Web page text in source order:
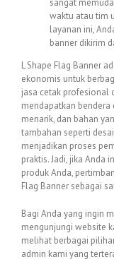
sangat
waktu atau tim
layanan ini,
banner dikirim
L Shape Flag Banner
ekonomis untuk
jasa cetak profesional
mendapatkan bendera
menarik, dan bahan
tambahan seperti
menjadikan proses
praktis. Jadi, jika Anda
produk Anda,
Flag Banner sebagai
Bagi Anda yang ingin
mengunjungi website
melihat berbagai
admin kami yang